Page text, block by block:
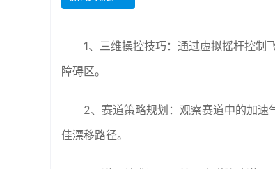
1、三维操控技巧：通过虚拟摇杆控
障碍区。
2、赛道策略规划：观察赛道中的加
佳漂移路径。